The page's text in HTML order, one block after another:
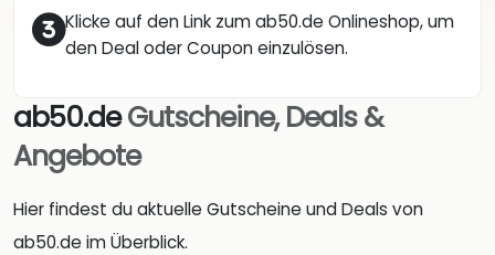
Klicke auf den Link zum ab50.de Onlineshop, um
den Deal oder Coupon einzulösen.
ab50.deGutscheine, Deals &
Angebote
Hier findest du aktuelle Gutscheine und Deals von
ab50.de im Überblick.